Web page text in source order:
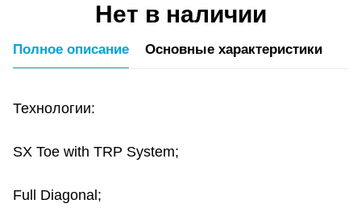
Нет в наличии
Полное описание Основные характеристики
Технологии:
SX Toe with TRP System;
Full Diagonal;